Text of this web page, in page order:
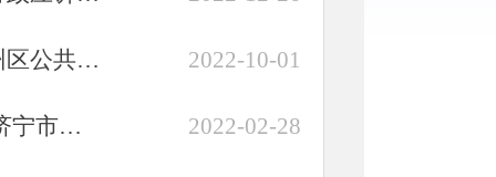
济宁市兖州区人民政府办公室关于印发济宁市兖州区公共租赁住房和... 2022-10-01
【已失效】济宁市兖州区人力资源和社会保障局 济宁市兖州区财政... 2022-02-28